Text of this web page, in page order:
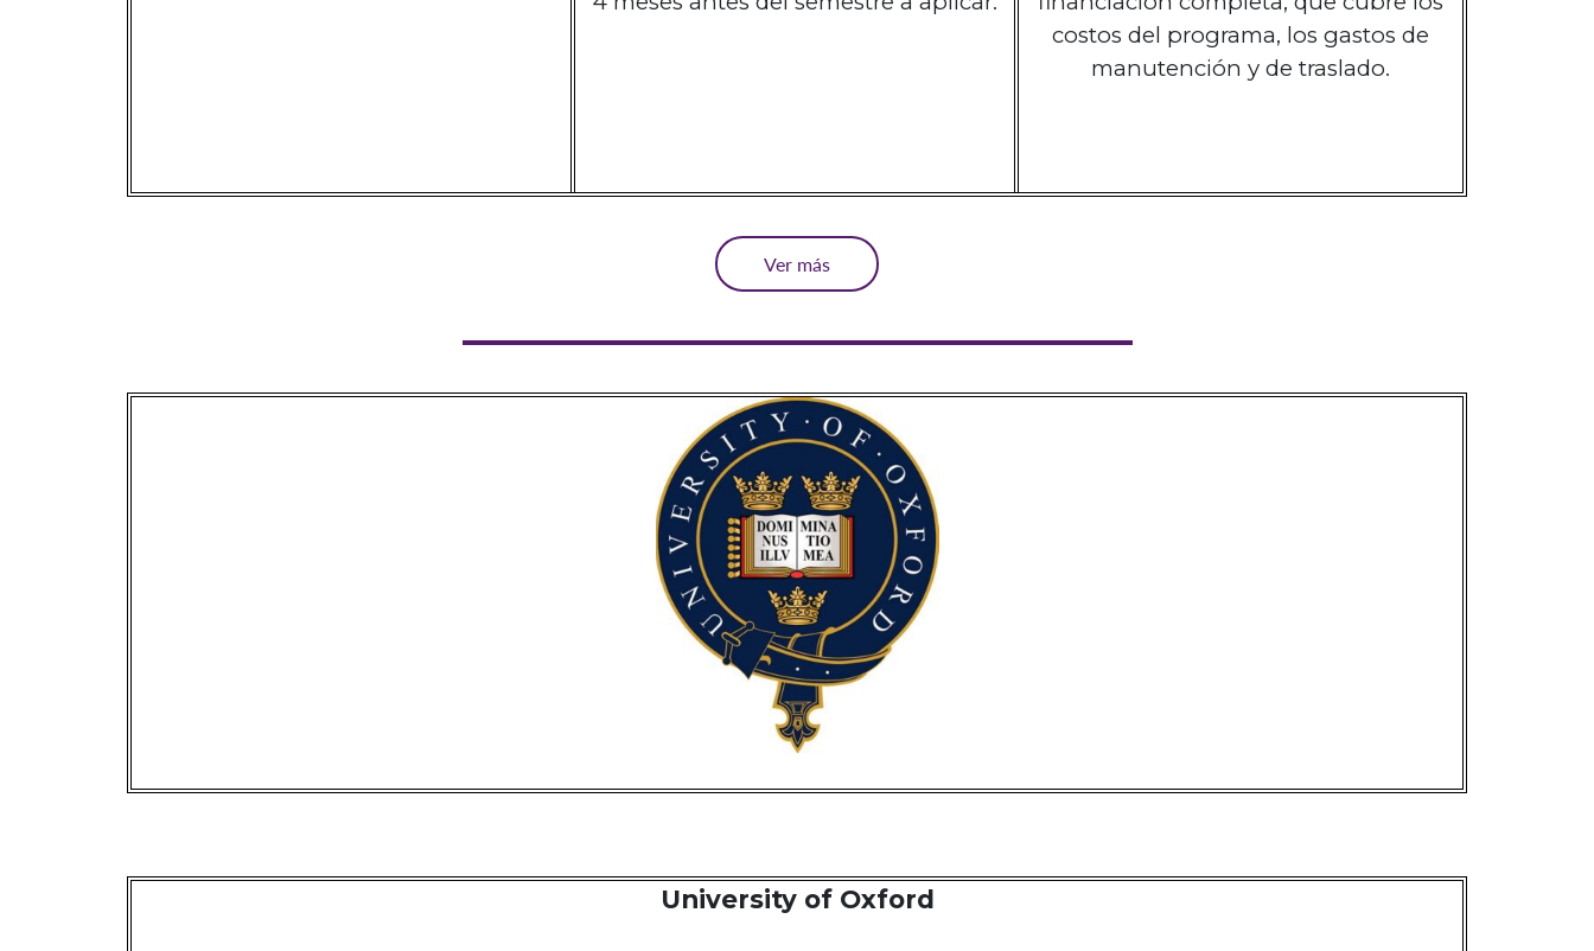
costos del programa, los gastos de
manutención y de traslado.
Ver más
University of Oxford